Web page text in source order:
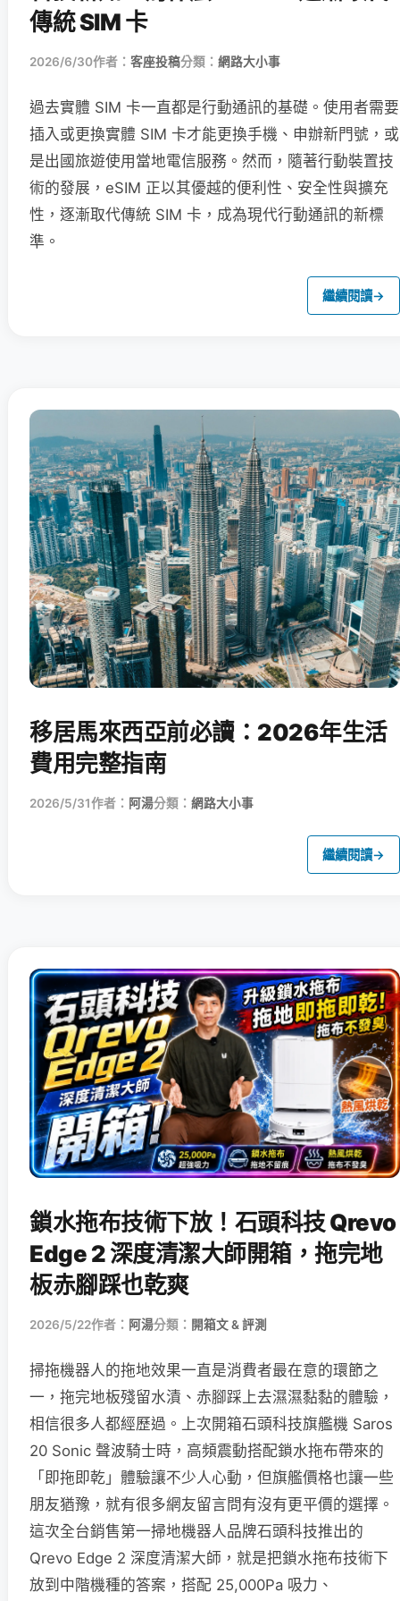
傳統 SIM 卡
2026/6/30作者： 客座投稿分類： 網路大小事
過去實體 SIM 卡一直都是行動通訊的基礎。使用者需要
插入或更換實體 SIM 卡才能更換手機、申辦新門號，或
是出國旅遊使用當地電信服務。然而，隨著行動裝置技
術的發展，eSIM 正以其優越的便利性、安全性與擴充
性，逐漸取代傳統 SIM 卡，成為現代行動通訊的新標
準。
繼續閱讀→
移居馬來西亞前必讀：2026年生活
費用完整指南
2026/5/31作者： 阿湯分類： 網路大小事
繼續閱讀→
鎖水拖布技術下放！石頭科技 Qrevo
Edge 2 深度清潔大師開箱，拖完地
板赤腳踩也乾爽
2026/5/22作者： 阿湯分類： 開箱文 & 評測
掃拖機器人的拖地效果一直是消費者最在意的環節之
一，拖完地板殘留水漬、赤腳踩上去濕濕黏黏的體驗，
相信很多人都經歷過。上次開箱石頭科技旗艦機 Saros
20 Sonic 聲波騎士時，高頻震動搭配鎖水拖布帶來的
「即拖即乾」體驗讓不少人心動，但旗艦價格也讓一些
朋友猶豫，就有很多網友留言問有沒有更平價的選擇。
這次全台銷售第一掃地機器人品牌石頭科技推出的
Qrevo Edge 2 深度清潔大師，就是把鎖水拖布技術下
放到中階機種的答案，搭配 25,000Pa 吸力、